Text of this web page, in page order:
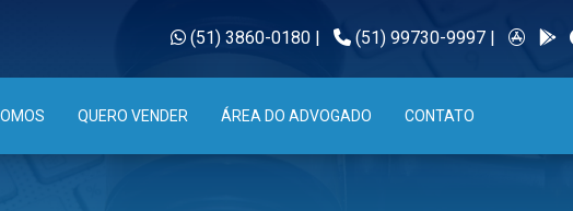
(51) 3860-0180| (51) 99730-9997|
QUERO VENDER ÁREA DO ADVOGADO CONTATO